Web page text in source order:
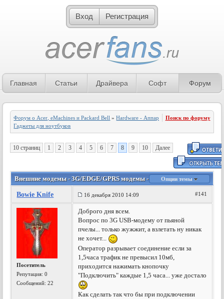
Вход Регистрация
Главная Статьи Драйвера Софт Форум
Форум о Acer, eMachines и Packard Bell »Hardware - Аппаратное обеспечение»
Гаджеты для ноутбуков
Поиск по форуму
10 страниц 1 2 3 4 5 6 7 8 9 10 Далее
Внешние модемы - 3G/EDGE/GPRS модемы - 8 страница
Опции темы
Bowie Knife 16 декабря 2010 14:09 #141
Посетитель
Репутация:0
Сообщений: 22
Доброго дня всем.
Вопрос по 3G USB-модему от пьяной
пчелы... только жужжит, а взлетать ну никак
не хочет...
Оператор разрывает соединение если за
1,5часа трафик не превысил 10мб,
приходится нажимать кнопочку
"Подключить" каждые 1,5 часа... уже достало
Как сделать так что бы при подключении